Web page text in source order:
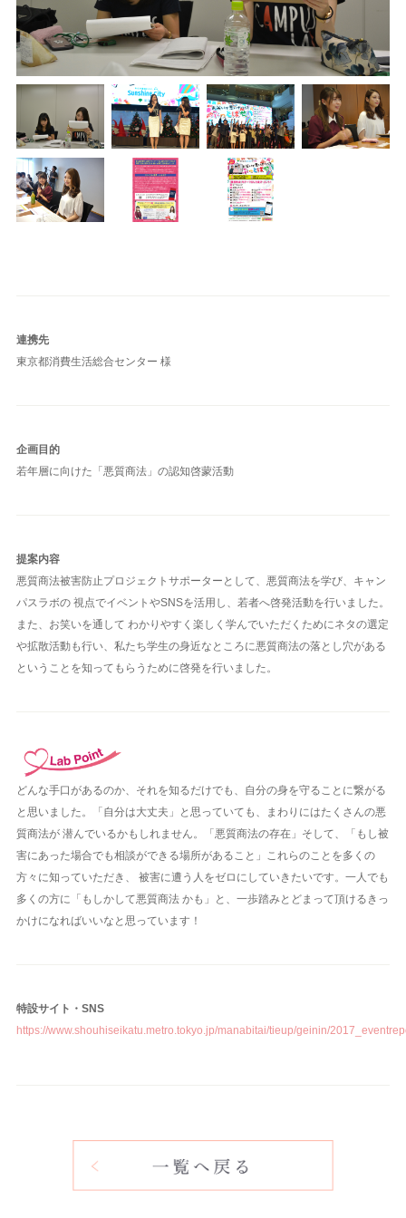
連携先
東京都消費生活総合センター 様
企画目的
若年層に向けた「悪質商法」の認知啓蒙活動
提案内容
悪質商法被害防止プロジェクトサポーターとして、悪質商法を学び、キャン
パスラボの 視点でイベントやSNSを活用し、若者へ啓発活動を行いました。
また、お笑いを通して わかりやすく楽しく学んでいただくためにネタの選定
や拡散活動も行い、私たち学生の身近なところに悪質商法の落とし穴がある
ということを知ってもらうために啓発を行いました。
どんな手口があるのか、それを知るだけでも、自分の身を守ることに繋がる
と思いました。「自分は大丈夫」と思っていても、まわりにはたくさんの悪
質商法が 潜んでいるかもしれません。「悪質商法の存在」そして、「もし被
害にあった場合でも相談ができる場所があること」これらのことを多くの
方々に知っていただき、 被害に遭う人をゼロにしていきたいです。一人でも
多くの方に「もしかして悪質商法 かも」と、一歩踏みとどまって頂けるきっ
かけになればいいなと思っています！
特設サイト・SNS
https://www.shouhiseikatu.metro.tokyo.jp/manabitai/tieup/geinin/